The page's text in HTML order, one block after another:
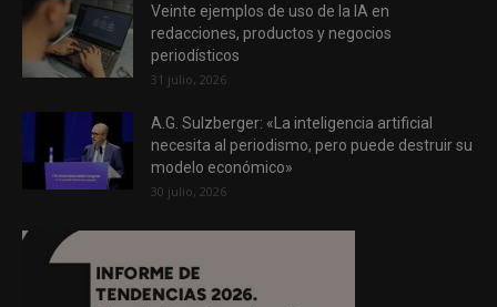
Veinte ejemplos de uso de la IA en
redacciones, productos y negocios
periodísticos
31 julio, 2026
A.G. Sulzberger: «La inteligencia artificial
necesita al periodismo, pero puede destruir su
modelo económico»
30 julio, 2026